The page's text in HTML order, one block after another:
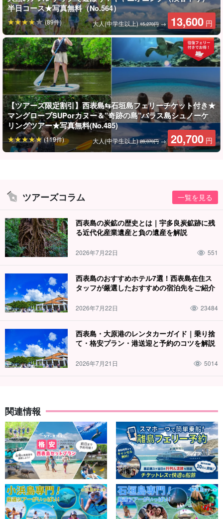
現地購入は大行列で時間ロス...
事前にオンライン予約がおすすめです！
石垣港離島ターミナルは当日とても混雑します。
事前にオンライン予約しておくことで、当日のチケット購入手続
きが不要！
チケット購入のためにわざわざ列に並ぶストレスから解放され、
半日コース★写真無料（No.564）
大人(中学生以上) 15,270円→ 13,600 円
(89件)
【ツアーズ限定割引】西表島⇆石垣島フェリーチケット付き★
マングローブSUPorカヌー＆”奇跡の島”バラス島シュノーケ
リングツアー★写真無料(No.485)
大人(中学生以上)28,070円→ 20,700 円
(119件)
ツアーズコラム 一覧を見る
西表島の炭鉱の歴史とは｜宇多良炭鉱跡に残
る近代化産業遺産と負の遺産を解説
2026年7月22日 551
西表島のおすすめホテル7選！西表島在住ス
タッフが厳選したおすすめの宿泊先をご紹介
2026年7月22日 23484
西表島・大原港のレンタカーガイド｜乗り捨
て・格安プラン・港送迎と予約のコツを解説
2026年7月21日 5014
関連情報